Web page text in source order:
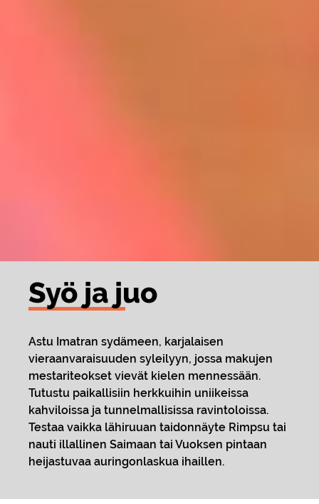
Syö ja juo
Astu Imatran sydämeen, karjalaisen
vieraanvaraisuuden syleilyyn, jossa makujen
mestariteokset vievät kielen mennessään.
Tutustu paikallisiin herkkuihin uniikeissa
kahviloissa ja tunnelmallisissa ravintoloissa.
Testaa vaikka lähiruuan taidonnäyte Rimpsu tai
nauti illallinen Saimaan tai Vuoksen pintaan
heijastuvaa auringonlaskua ihaillen.